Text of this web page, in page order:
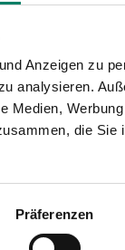
Anzeigen zu
analysieren.
Medien,
die
Präferenzen